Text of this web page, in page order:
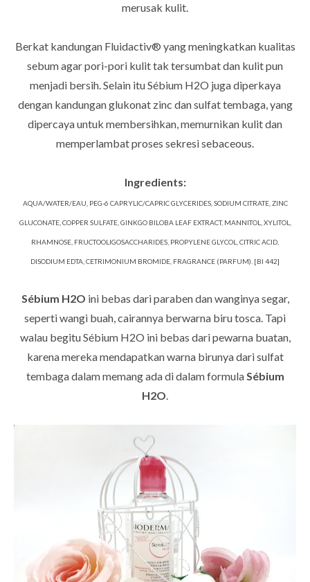
merusak kulit.
Berkat kandungan Fluidactiv® yang meningkatkan kualitas
sebum agar pori-pori kulit tak tersumbat dan kulit pun
menjadi bersih. Selain itu Sébium H2O juga diperkaya
dengan kandungan glukonat zinc dan sulfat tembaga, yang
dipercaya untuk membersihkan, memurnikan kulit dan
memperlambat proses sekresi sebaceous.
Ingredients:
AQUA/WATER/EAU, PEG-6 CAPRYLIC/CAPRIC GLYCERIDES, SODIUM CITRATE, ZINC
GLUCONATE, COPPER SULFATE, GINKGO BILOBA LEAF EXTRACT, MANNITOL, XYLITOL,
RHAMNOSE, FRUCTOOLIGOSACCHARIDES, PROPYLENE GLYCOL, CITRIC ACID,
DISODIUM EDTA, CETRIMONIUM BROMIDE, FRAGRANCE (PARFUM). [BI 442]
Sébium H2O ini bebas dari paraben dan wanginya segar,
seperti wangi buah, cairannya berwarna biru tosca. Tapi
walau begitu Sébium H2O ini bebas dari pewarna buatan,
karena mereka mendapatkan warna birunya dari sulfat
tembaga dalam memang ada di dalam formulaSébium
H2O.